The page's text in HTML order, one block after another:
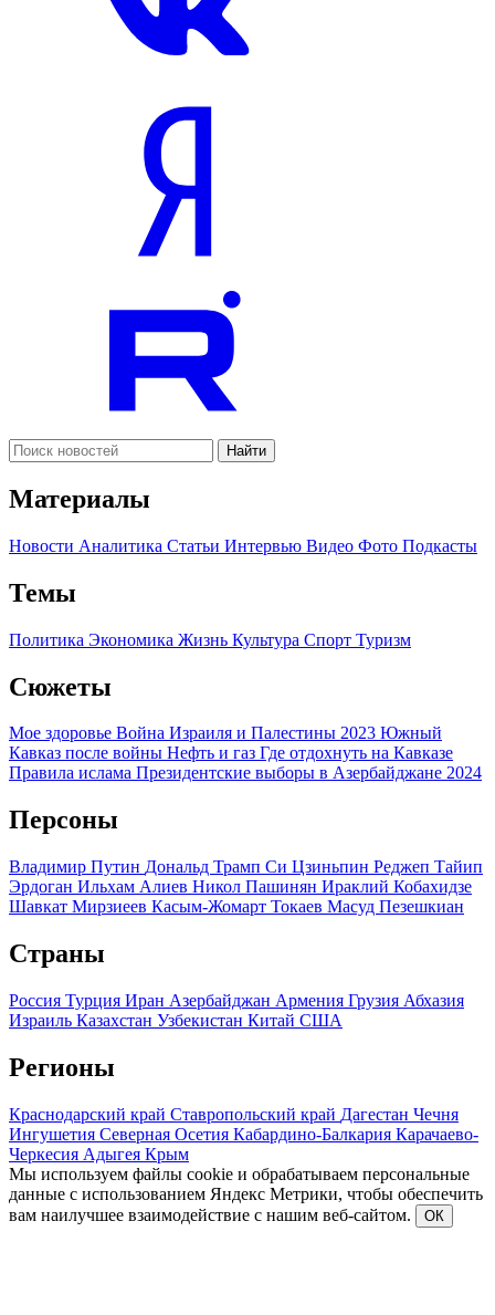
Найти
Материалы
Новости Аналитика Статьи Интервью Видео Фото Подкасты
Темы
Политика Экономика Жизнь Культура Спорт Туризм
Сюжеты
Мое здоровье Война Израиля и Палестины 2023 Южный
Кавказ после войны Нефть и газ Где отдохнуть на Кавказе
Правила ислама Президентские выборы в Азербайджане 2024
Персоны
Владимир Путин Дональд Трамп Си Цзиньпин Реджеп Тайип
Эрдоган Ильхам Алиев Никол Пашинян Ираклий Кобахидзе
Шавкат Мирзиеев Касым-Жомарт Токаев Масуд Пезешкиан
Страны
Россия Турция Иран Азербайджан Армения Грузия Абхазия
Израиль Казахстан Узбекистан Китай США
Регионы
Краснодарский край Ставропольский край Дагестан Чечня
Ингушетия Северная Осетия Кабардино-Балкария Карачаево-
Черкесия Адыгея Крым
Мы используем файлы cookie и обрабатываем персональные
данные с использованием Яндекс Метрики, чтобы обеспечить
вам наилучшее взаимодействие с нашим веб-сайтом.
ОК